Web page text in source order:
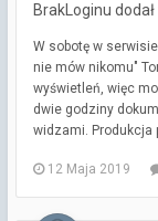
BrakLoginu
W sobotę w
nie mów nikomu"
wyświetleń, więc
dwie godziny
widzami. Produkcja
12 Maja 2019